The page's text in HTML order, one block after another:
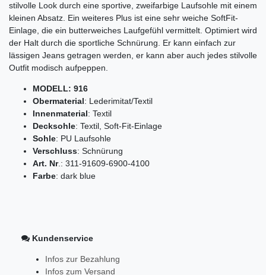
stilvolle Look durch eine sportive, zweifarbige Laufsohle mit einem
kleinen Absatz. Ein weiteres Plus ist eine sehr weiche SoftFit-
Einlage, die ein butterweiches Laufgefühl vermittelt. Optimiert wird
der Halt durch die sportliche Schnürung. Er kann einfach zur
lässigen Jeans getragen werden, er kann aber auch jedes stilvolle
Outfit modisch aufpeppen.
MODELL: 916
Obermaterial: Lederimitat/Textil
Innenmaterial: Textil
Decksohle: Textil, Soft-Fit-Einlage
Sohle: PU Laufsohle
Verschluss: Schnürung
Art. Nr.: 311-91609-6900-4100
Farbe: dark blue
Kundenservice
Infos zur Bezahlung
Infos zum Versand